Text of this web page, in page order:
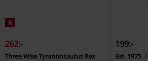
%
262:-
Three Wise Tyrannosaurus Rex
199:-
Est. 1975